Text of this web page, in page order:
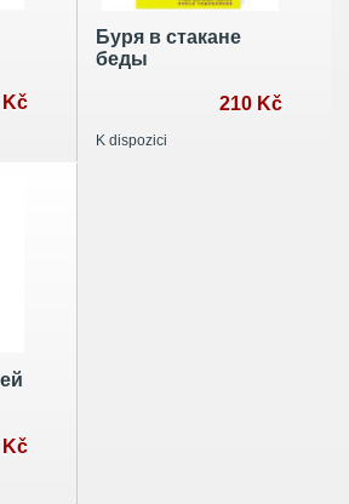
Kč
Буря в стакане
беды
210 Kč
K dispozici
Kč